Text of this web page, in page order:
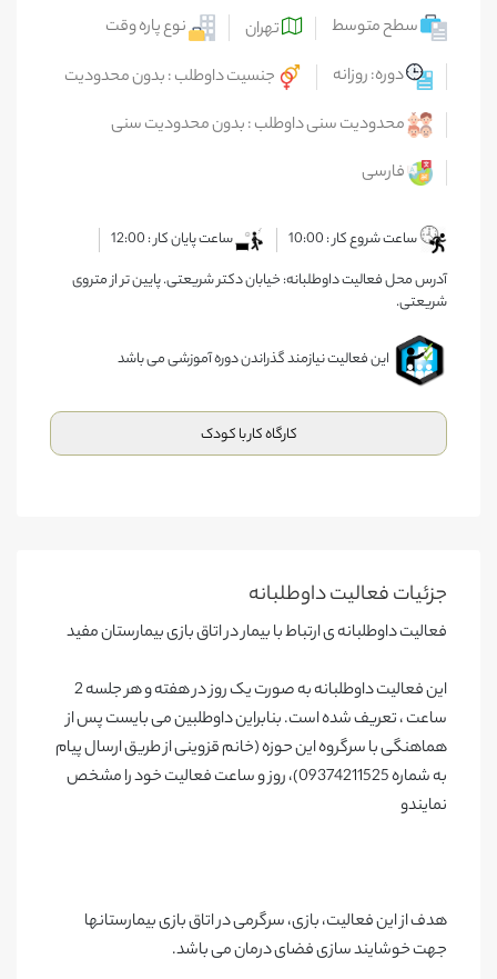
سطح متوسط تهران
نوع پاره وقت
دوره: روزانه
جنسیت داوطلب : بدون محدودیت
محدودیت سنی داوطلب : بدون محدودیت سنی
فارسی
ساعت شروع کار : 10:00
ساعت پایان کار : 12:00
آدرس محل فعالیت داوطلبانه: خیابان دکتر شریعتی. پایین تر از متروی
شریعتی.
این فعالیت نیازمند گذراندن دوره آموزشی می باشد
کارگاه کار با کودک
جزئیات فعالیت‌ داوطلبانه
فعالیت داوطلبانه ی ارتباط با بیمار در اتاق بازی بیمارستان مفید
این فعالیت داوطلبانه به صورت یک روز در هفته و هر جلسه 2
ساعت ، تعریف شده است. بنابراین داوطلبین می بایست پس از
هماهنگی با سرگروه این حوزه (خانم قزوینی از طریق ارسال پیام
به شماره 09374211525)، روز و ساعت فعالیت خود را مشخص
نمایندو
هدف از این فعالیت، بازی، سرگرمی در اتاق بازی بیمارستانها
جهت خوشایند سازی فضای درمان می باشد.